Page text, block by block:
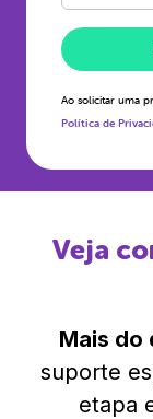
Ao solicitar uma
Política de
Veja
Mais do
suporte
etapa